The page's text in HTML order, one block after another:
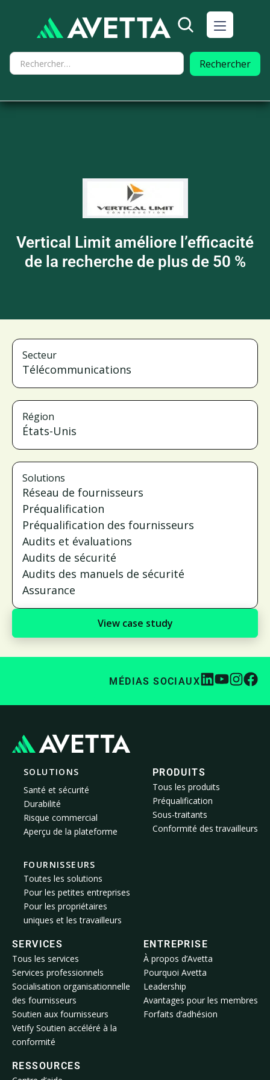
Vertical Limit améliore l’efficacité
de la recherche de plus de 50 %
Secteur
Télécommunications
Région
États-Unis
Solutions
Réseau de fournisseurs
Préqualification
Préqualification des fournisseurs
Audits et évaluations
Audits de sécurité
Audits des manuels de sécurité
Assurance
View case study
MÉDIAS SOCIAUX
SOLUTIONS
Santé et sécurité
Durabilité
Risque commercial
Aperçu de la plateforme
FOURNISSEURS
Toutes les solutions
Pour les petites entreprises
Pour les propriétaires
uniques et les travailleurs
PRODUITS
Tous les produits
Préqualification
Sous-traitants
Conformité des travailleurs
SERVICES
Tous les services
Services professionnels
Socialisation organisationnelle
des fournisseurs
Soutien aux fournisseurs
Vetify Soutien accéléré à la
conformité
ENTREPRISE
À propos d’Avetta
Pourquoi Avetta
Leadership
Avantages pour les membres
Forfaits d’adhésion
RESSOURCES